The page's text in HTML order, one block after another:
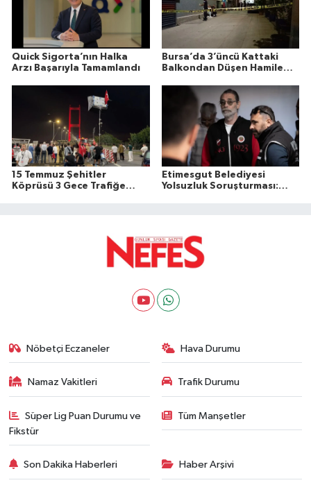
Quick Sigorta’nın Halka
Arzı Başarıyla Tamamlandı
Bursa’da 3’üncü Kattaki
Balkondan Düşen Hamile
15 Temmuz Şehitler
Köprüsü 3 Gece Trafiğe
Etimesgut Belediyesi
Yolsuzluk Soruşturması:
Nöbetçi Eczaneler Hava Durumu
Namaz Vakitleri Trafik Durumu
Süper Lig Puan Durumu ve
Fikstür
Tüm Manşetler
Son Dakika Haberleri Haber Arşivi